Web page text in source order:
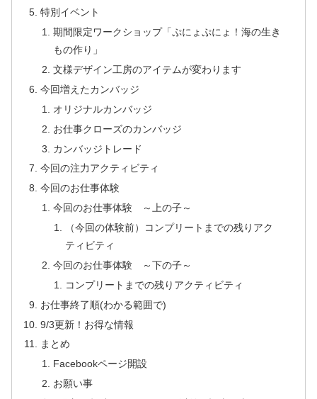
特別イベント
期間限定ワークショップ「ぷにょぷにょ！海の生き
もの作り」
文様デザイン工房のアイテムが変わります
今回増えたカンバッジ
オリジナルカンバッジ
お仕事クローズのカンバッジ
カンバッジトレード
今回の注力アクティビティ
今回のお仕事体験
今回のお仕事体験 ～上の子～
（今回の体験前）コンプリートまでの残りアク
ティビティ
今回のお仕事体験 ～下の子～
コンプリートまでの残りアクティビティ
お仕事終了順(わかる範囲で)
9/3更新！お得な情報
まとめ
Facebookページ開設
お願い事